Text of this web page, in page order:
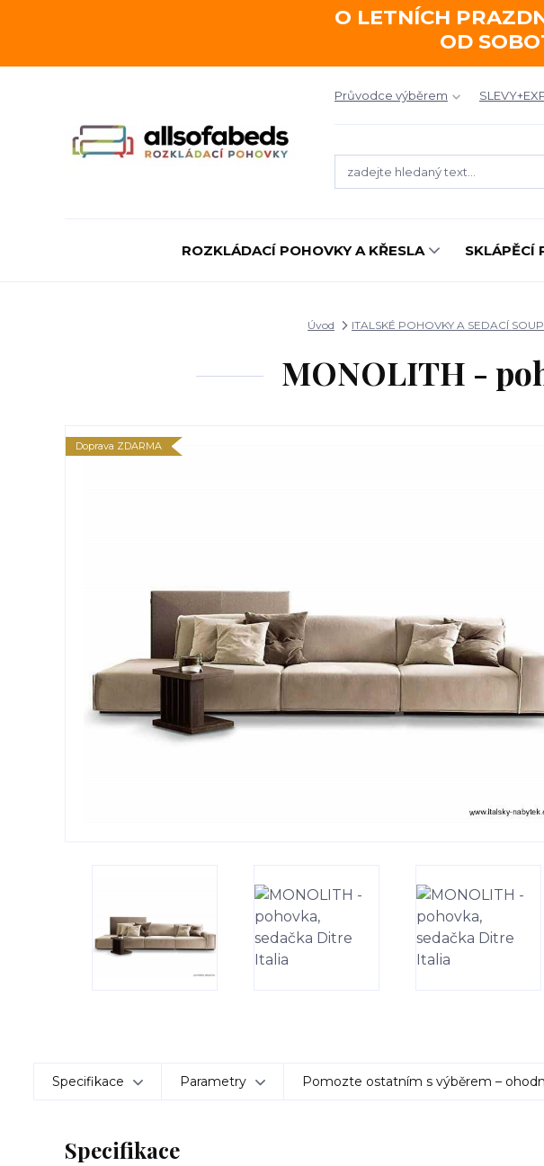
O LETNÍCH
OD
Průvodce výběrem
ROZKLÁDACÍ POHOVKY A KŘESLA SKLÁPĚCÍ
Úvod ITALSKÉ POHOVKY A SEDACÍ
MONOLITH -
Doprava ZDARMA
Specifikace Parametry Pomozte ostatním s výběrem –
Specifikace